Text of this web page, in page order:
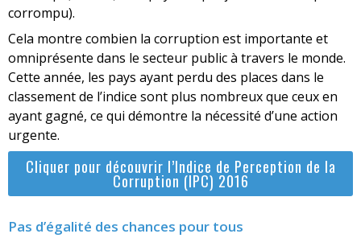
corrompu).
Cela montre combien la corruption est importante et
omniprésente dans le secteur public à travers le monde.
Cette année, les pays ayant perdu des places dans le
classement de l’indice sont plus nombreux que ceux en
ayant gagné, ce qui démontre la nécessité d’une action
urgente.
Cliquer pour découvrir l’Indice de Perception de la
Corruption (IPC) 2016
Pas d’égalité des chances pour tous